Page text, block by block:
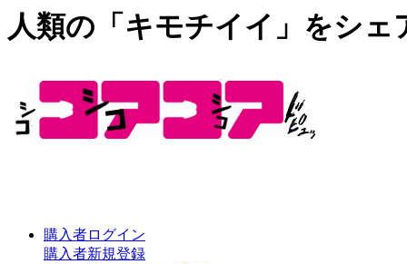
人類の「キモチイイ」をシェ
購入者ログイン
購入者新規登録